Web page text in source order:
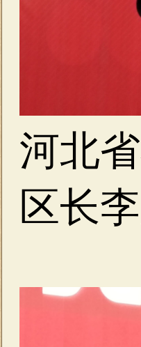
河北
区长